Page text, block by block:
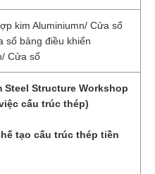
kim Aluminiumn/ Cửa sổ
sổ bảng điều khiển
Cửa sổ
Steel Structure Workshop
cấu trúc thép)
tạo cấu trúc thép tiền